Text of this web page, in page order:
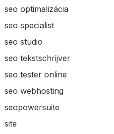
seo optimalizácia
seo specialist
seo studio
seo tekstschrijver
seo tester online
seo webhosting
seopowersuite
site